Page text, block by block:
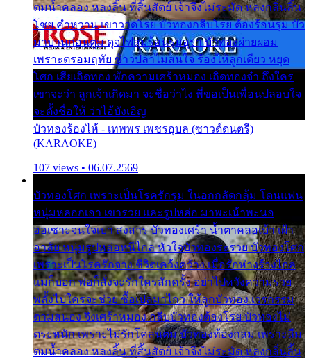
ตมน้ำคลอง หลงลิ้น ที่สิ้นสัตย์ เจ้าจึงไม่ระมัด หลงกลิ่นลิ้น
โชย คำหวาน เขาวาดโรย บัวทองกลีบโรย ต้องร้อนรุม บัว
มาบานก่อนตูม ดุจไฟสุมร้อนรุมอุรา บัวทองผ่ายผอม
เพราะตรอมฤทัย ข้าวปลาไม่สนใจ ร้องไห้ลูกเดียว หยุด
โศก เสียเถิดทอง พักความเศร้าหมอง เถิดทองจ๋า ถึงใคร
เขาจะว่า ลูกเจ้าเกิดมา จะชื่อว่าไง พี่ขอเป็นเพื่อนปลอบใจ
จะตั้งชื่อให้ ว่าไอ้บังเอิญ
บัวทองร้องไห้ - เทพพร เพชรอุบล (ซาวด์ดนตรี)
(KARAOKE)
107 views • 06.07.2569
บัวทองโศก เพราะเป็นโรครักรุม ในอกกลัดกลุ้ม โดนแฟน
หนุ่มหลอกเอา เขารวย และรูปหล่อ มาพะเน้าพะนอ
ออเซาะจนใจเบา สงสาร บัวทองเศร้า น้ำตาคลอเบ้า เฝ้า
อาลัย หนุ่มรูปหล่อหนีไกล หัวใจบัวทองระรวย บัวทองโศก
เพราะเป็นโรครักจาง ชีวิตเคว้งคว้าง เมื่อรักห่างร้างไกล
แม่ก็บอก พ่อก็สั่งจะรักใครสักครั้ง อย่าไปหวังความรวย
พลั้งไปใครจะช่วย ซื้อเปลมาไกว ให้ลูกบัวทอง เวรกรรม
ตามสนอง จึงเศร้าหมอง กลีบบัวทองต้องโรย บัวทองไม่
ตระหนัก เพราะไม่รักโคลนตม บัวทองท้องกลม เพราะลืม
ตมน้ำคลอง หลงลิ้น ที่สิ้นสัตย์ เจ้าจึงไม่ระมัด หลงกลิ่นลิ้น